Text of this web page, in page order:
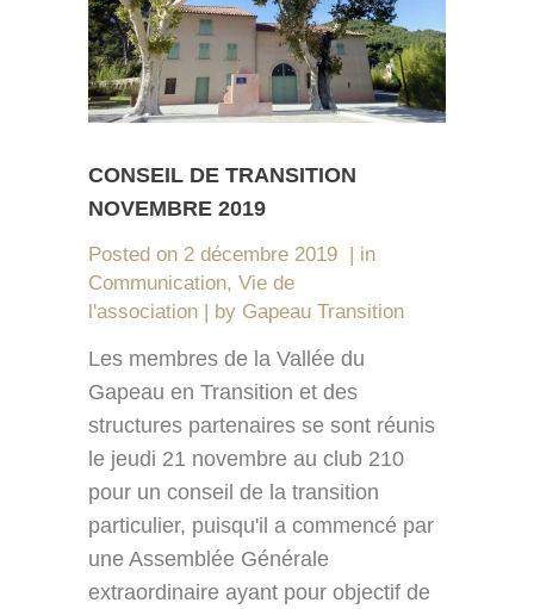
CONSEIL DE TRANSITION
NOVEMBRE 2019
Posted on 2 décembre 2019
in
Communication, Vie de
l'association
by Gapeau Transition
Les membres de la Vallée du
Gapeau en Transition et des
structures partenaires se sont réunis
le jeudi 21 novembre au club 210
pour un conseil de la transition
particulier, puisqu'il a commencé par
une Assemblée Générale
extraordinaire ayant pour objectif de